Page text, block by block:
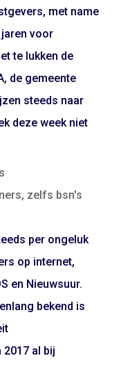
met name
voor
te lukken de
de gemeente
steeds naar
deze week niet
zelfs bsn's
per ongeluk
op internet,
en Nieuwsuur.
bekend is
al bij